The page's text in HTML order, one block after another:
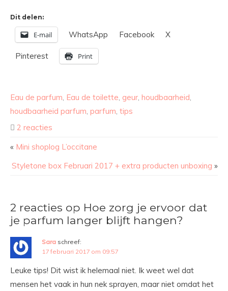
Dit delen:
E-mail WhatsApp Facebook X
Pinterest Print
Eau de parfum, Eau de toilette, geur, houdbaarheid,
houdbaarheid parfum, parfum, tips
2 reacties
« Mini shoplog L’occitane
Styletone box Februari 2017 + extra producten unboxing »
2 reacties op Hoe zorg je ervoor dat
je parfum langer blijft hangen?
Sara schreef:
17 februari 2017 om 09:57
Leuke tips! Dit wist ik helemaal niet. Ik weet wel dat
mensen het vaak in hun nek sprayen, maar niet omdat het